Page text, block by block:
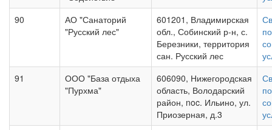
90
АО "Санаторий
"Русский лес"
601201, Владимирская
обл., Собинский р-н, с.
Березники, территория
сан. Русский лес
91
ООО "База отдыха
"Пурхма"
606090, Нижегородская
область, Володарский
район, noc. Ильино, ул.
Приозерная, д.3